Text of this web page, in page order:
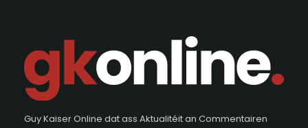
Guy Kaiser Online dat ass Aktualitéit an Commentairen